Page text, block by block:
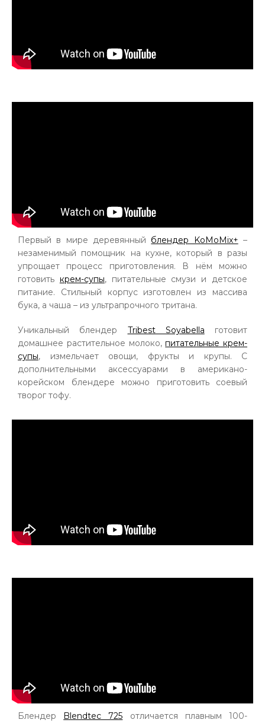
Первый в мире деревянный блендер KoMoMix+ –
незаменимый помощник на кухне, который в разы
упрощает процесс приготовления. В нём можно
готовить крем-супы, питательные смузи и детское
питание. Стильный корпус изготовлен из массива
бука, а чаша – из ультрапрочного тритана.
Уникальный блендер Tribest Soyabella готовит
домашнее растительное молоко,питательные крем-
супы, измельчает овощи, фрукты и крупы. С
дополнительными аксессуарами в американо-
корейском блендере можно приготовить соевый
творог тофу.
Блендер Blendtec 725 отличается плавным 100-